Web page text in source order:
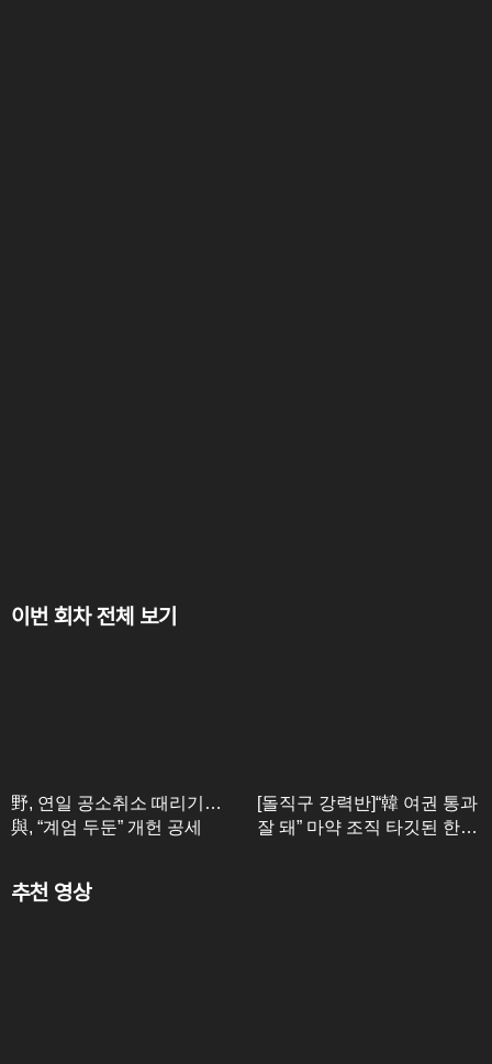
이번 회차 전체 보기
野, 연일 공소취소 때리기…
與, “계엄 두둔” 개헌 공세
[돌직구 강력반]“韓 여권 통과
잘 돼” 마약 조직 타깃된 한국
추천 영상